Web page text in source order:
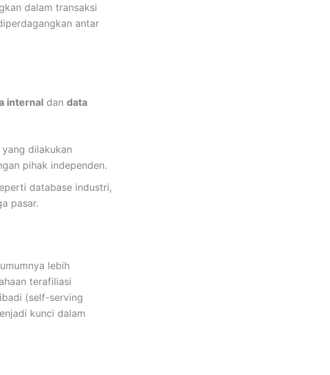
dalam transaksi
antar
internal dan data
dilakukan
pihak independen.
database industri,
pasar.
umumnya lebih
terafiliasi
(self-serving
kunci dalam